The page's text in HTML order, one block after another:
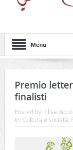
Menu
Premio
finalisti
Posted By: Elisa Ricco
In: Cultura e società,